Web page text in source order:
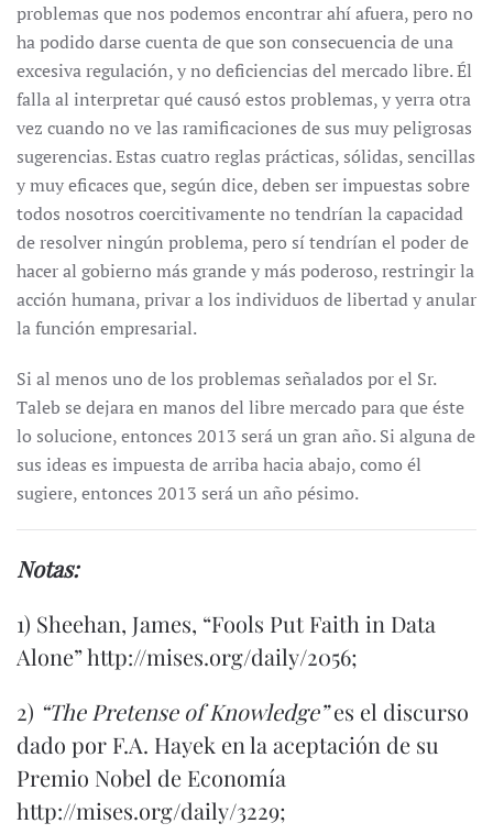
problemas que nos podemos encontrar ahí afuera, pero no
ha podido darse cuenta de que son consecuencia de una
excesiva regulación, y no deficiencias del mercado libre. Él
falla al interpretar qué causó estos problemas, y yerra otra
vez cuando no ve las ramificaciones de sus muy peligrosas
sugerencias. Estas cuatro reglas prácticas, sólidas, sencillas
y muy eficaces que, según dice, deben ser impuestas sobre
todos nosotros coercitivamente no tendrían la capacidad
de resolver ningún problema, pero sí tendrían el poder de
hacer al gobierno más grande y más poderoso, restringir la
acción humana, privar a los individuos de libertad y anular
la función empresarial.
Si al menos uno de los problemas señalados por el Sr.
Taleb se dejara en manos del libre mercado para que éste
lo solucione, entonces 2013 será un gran año. Si alguna de
sus ideas es impuesta de arriba hacia abajo, como él
sugiere, entonces 2013 será un año pésimo.
Notas:
1) Sheehan, James, “Fools Put Faith in Data
Alone”http://mises.org/daily/2056;
2) “The Pretense of Knowledge”es el discurso
dado por F.A. Hayek en la aceptación de su
Premio Nobel de Economía
http://mises.org/daily/3229;